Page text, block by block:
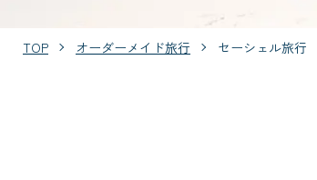
TOP オーダーメイド旅行 セーシェル旅行